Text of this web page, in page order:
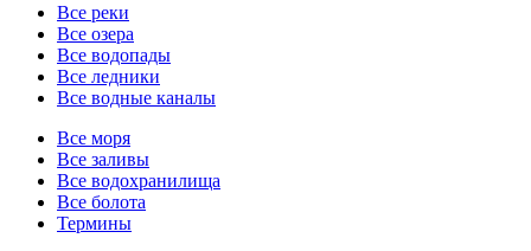
Все реки
Все озера
Все водопады
Все ледники
Все водные каналы
Все моря
Все заливы
Все водохранилища
Все болота
Термины